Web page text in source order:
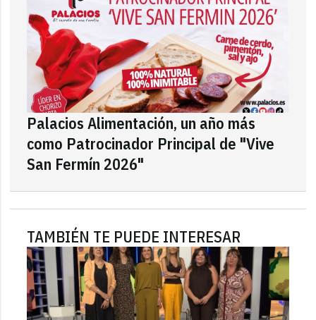
Palacios Alimentación, un año más
como Patrocinador Principal de "Vive
San Fermín 2026"
TAMBIÉN TE PUEDE INTERESAR